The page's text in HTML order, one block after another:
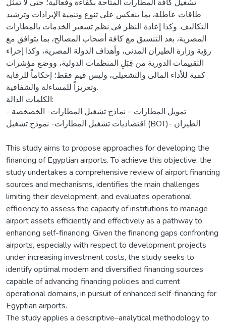
تشغيل كافة المطارات المتاحة بكفاءة وفعالية؛ حتى لا تمثل
طاقات عاطلة، بما ينعكس على تنوع وتنمية الإيرادات وترشيد
التكاليف. وكذا إعادة النظر فى نظم تسعير الخدمات بالمطارات
المصرية، بعد التنسيق مع كافة أصحاب المصالح، بما يتوافق مع
رؤية وزارة الطيران المدنى، وأهداف الدولة المصرية، وكذا إجراء
التقييمات الدورية من قِبَلِ المنظمات الدولية، ووضع مؤشرات
كمية للأداء المالى والتشغيلى، وليس قيم فقط؛ إحكاماً للرقابة
وتعزيزاً للمساءلة والشفافية.
الكلمات الدالة:
تمويل المطارات – نماذج تشغيل المطارات- الخصخصة -
اقتصاديات تشغيل المطارات- نموذج تشغيل (BOT)- الطيران
This study aims to propose approaches for developing the
financing of Egyptian airports. To achieve this objective, the
study undertakes a comprehensive review of airport financing
sources and mechanisms, identifies the main challenges
limiting their development, and evaluates operational
efficiency to assess the capacity of institutions to manage
airport assets efficiently and effectively as a pathway to
enhancing self-financing. Given the financing gaps confronting
airports, especially with respect to development projects
under increasing investment costs, the study seeks to
identify optimal modern and diversified financing sources
capable of advancing financing policies and current
operational domains, in pursuit of enhanced self-financing for
Egyptian airports.
The study applies a descriptive–analytical methodology to